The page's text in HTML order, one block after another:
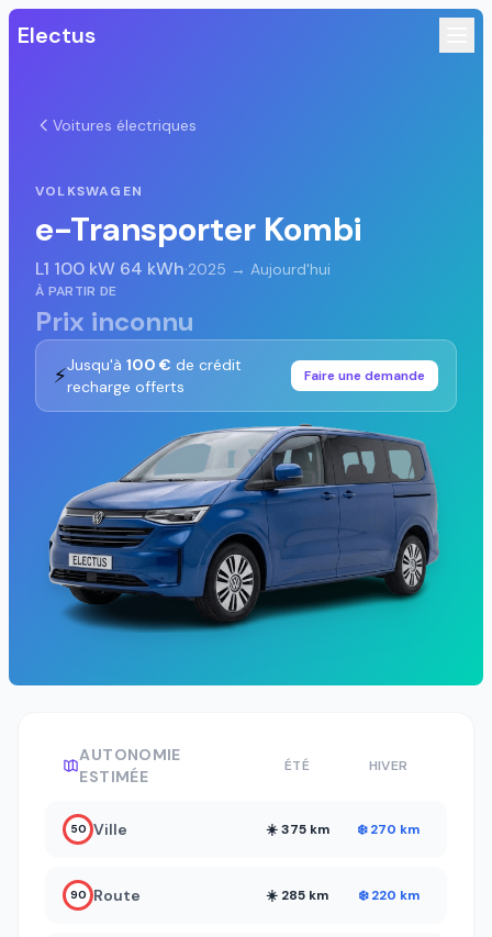
Electus
Voitures électriques
VOLKSWAGEN
e-Transporter Kombi
L1 100 kW 64 kWh·2025 → Aujourd'hui
À PARTIR DE
Prix inconnu
⚡Jusqu'à 100 € de crédit
recharge offerts
Faire une demande
AUTONOMIE
ESTIMÉE
ÉTÉ HIVER
50 Ville ☀️ 375 km ❄️ 270 km
90 Route ☀️ 285 km ❄️ 220 km